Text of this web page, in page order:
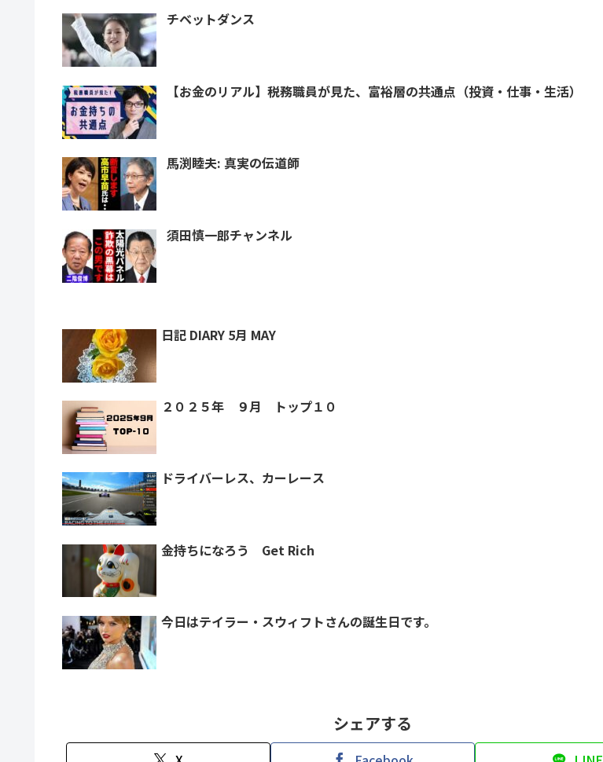
チベットダンス
【お金のリアル】税務職員が見た、富裕層の共通点（投資・仕事・生活）
馬渕睦夫: 真実の伝道師
須田慎一郎チャンネル
日記 DIARY 5月 MAY
２０２５年 ９月 トップ１０
ドライバーレス、カーレース
金持ちになろう Get Rich
今日はテイラー・スウィフトさんの誕生日です。
シェアする